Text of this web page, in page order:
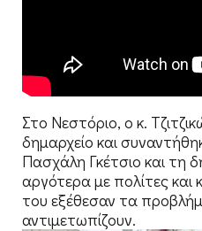
Στο Νεστόριο, ο κ.
δημαρχείο και
Πασχάλη Γκέτσιο και τη
αργότερα με πολίτες
του εξέθεσαν τα
αντιμετωπίζουν.